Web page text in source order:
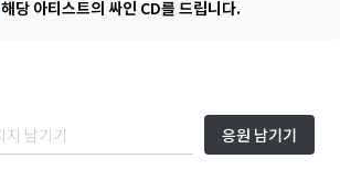
해당 아티스트의 싸인 CD를 드립니다.
응원 남기기